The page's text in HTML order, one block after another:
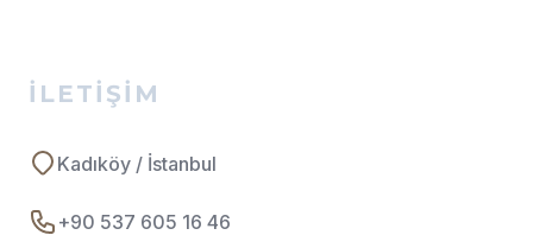
İLETIŞIM
Kadıköy / İstanbul
+90 537 605 16 46